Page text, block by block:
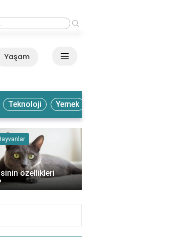
Sosyal medyada mention atmak ne demek?
Yaşam
Teknoloji Yemek
özellikleri